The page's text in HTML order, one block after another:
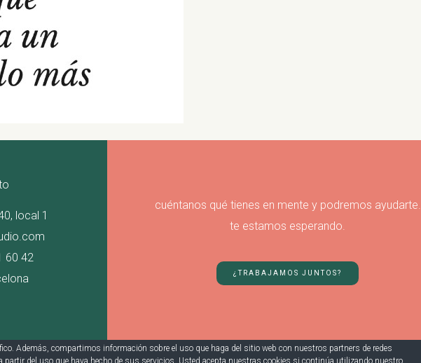
local 1
60 42
cuéntanos qué tienes en mente y podremos ayudarte.
te estamos esperando.
¿TRABAJAMOS JUNTOS?
Además, compartimos información sobre el uso que haga del sitio web con nuestros partners de redes
del uso que haya hecho de sus servicios. Usted acepta nuestras cookies si continúa utilizando nuestro